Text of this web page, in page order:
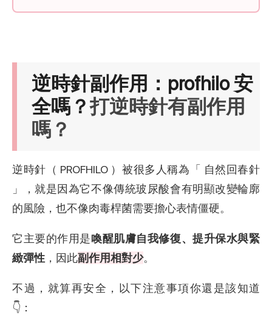
逆時針副作用：profhilo 安
全嗎？打逆時針有副作用
嗎？
逆時針（ PROFHILO ）被很多人稱為「 自然回春針
」，就是因為它不像傳統玻尿酸會有明顯改變輪廓
的風險，也不像肉毒桿菌需要擔心表情僵硬。
它主要的作用是喚醒肌膚自我修復、提升保水與緊
緻彈性 ，因此副作用相對少。
不過，就算再安全，以下注意事項你還是該知道
👇：